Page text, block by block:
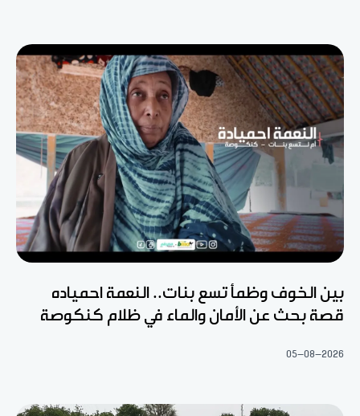
بين الخوف وظمأ تسع بنات.. النعمة احمياده
قصة بحث عن الأمان والماء في ظلام كنكوصة
05-08-2026